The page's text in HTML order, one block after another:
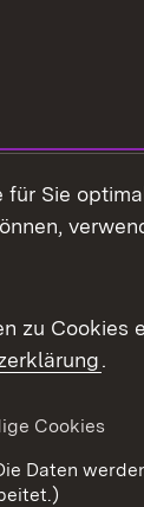
für Sie
zu Cookies
.
Cookies
Daten